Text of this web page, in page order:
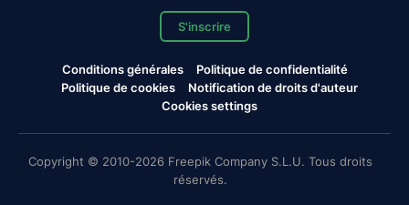
S'inscrire
Conditions générales
Politique de confidentialité
Politique de cookies
Notification de droits d'auteur
Cookies settings
Copyright © 2010-2026 Freepik Company S.L.U. Tous droits
réservés.